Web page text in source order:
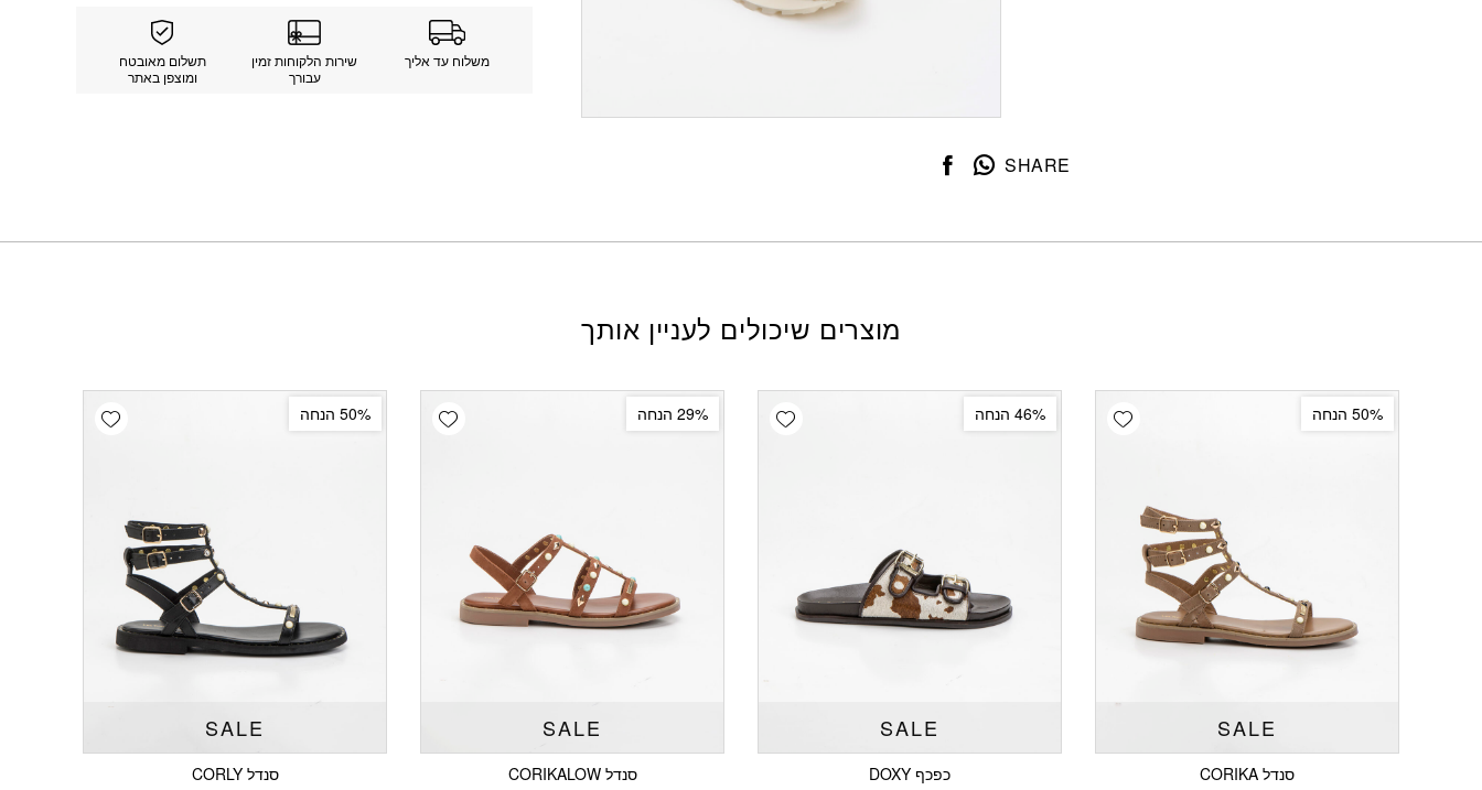
משלוח עד אליך
שירות הלקוחות זמין
עבורך
תשלום מאובטח
ומוצפן באתר
SHARE
מוצרים שיכולים לעניין אותך
Add wishlist 50% הנחה
SALE
סנדל CORIKA
Add wishlist 46% הנחה
SALE
כפכף DOXY
Add wishlist 29% הנחה
SALE
סנדל CORIKALOW
Add wishlist 50% הנחה
SALE
סנדל CORLY